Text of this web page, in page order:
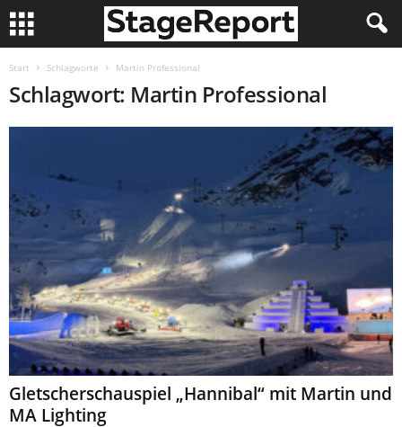
Start Schlagworte Martin Professional
Schlagwort: Martin Professional
Gletscherschauspiel „Hannibal“ mit Martin und
MA Lighting